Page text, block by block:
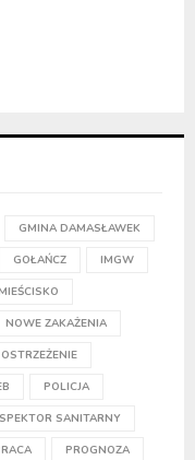
GMINA DAMASŁAWEK
GOŁAŃCZ IMGW
NOWE ZAKAŻENIA
OSTRZEŻENIE
POLICJA
SANITARNY
PROGNOZA